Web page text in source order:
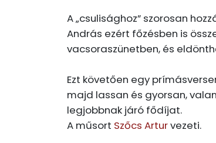
A „csulisághoz” szorosan
András ezért főzésben is
vacsoraszünetben, és
Ezt követően egy
majd lassan és gyorsan,
legjobbnak járó fődíjat.
A műsort Szőcs Arturvezeti.